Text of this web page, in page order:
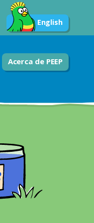
English
Acerca de PEEP